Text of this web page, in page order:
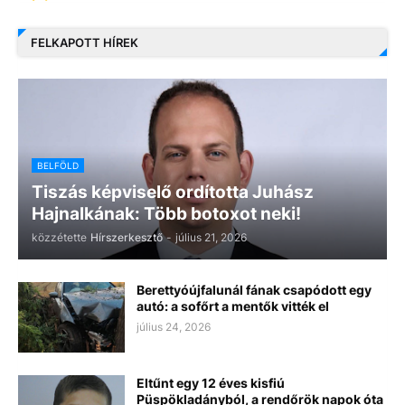
FELKAPOTT HÍREK
BELFÖLD
Tiszás képviselő ordította Juhász
Hajnalkának: Több botoxot neki!
közzétette Hírszerkesztő - július 21, 2026
Berettyóújfalunál fának csapódott egy
autó: a sofőrt a mentők vitték el
július 24, 2026
Eltűnt egy 12 éves kisfiú
Püspökladányból, a rendőrök napok óta